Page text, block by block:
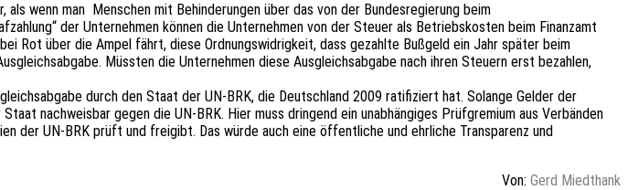
als wenn man Menschen mit Behinderungen über das von der Bundesregierung beim
der Unternehmen können die Unternehmen von der Steuer als Betriebskosten beim Finanzamt
Rot über die Ampel fährt, diese Ordnungswidrigkeit, dass gezahlte Bußgeld ein Jahr später beim
Müssten die Unternehmen diese Ausgleichsabgabe nach ihren Steuern erst bezahlen,
durch den Staat der UN-BRK, die Deutschland 2009 ratifiziert hat. Solange Gelder der
nachweisbar gegen die UN-BRK. Hier muss dringend ein unabhängiges Prüfgremium aus Verbänden
der UN-BRK prüft und freigibt. Das würde auch eine öffentliche und ehrliche Transparenz und
Von: Gerd Miedthank